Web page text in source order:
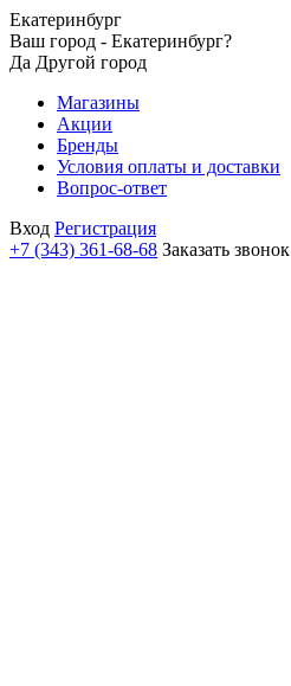
Екатеринбург
Ваш город - Екатеринбург?
Да Другой город
Магазины
Акции
Бренды
Условия оплаты и доставки
Вопрос-ответ
Вход Регистрация
+7 (343) 361-68-68 Заказать звонок